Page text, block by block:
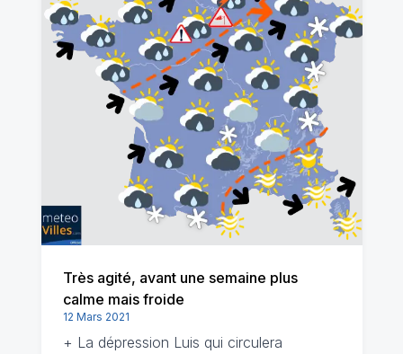
Très agité, avant une semaine plus
calme mais froide
12 Mars 2021
+ La dépression Luis qui circulera